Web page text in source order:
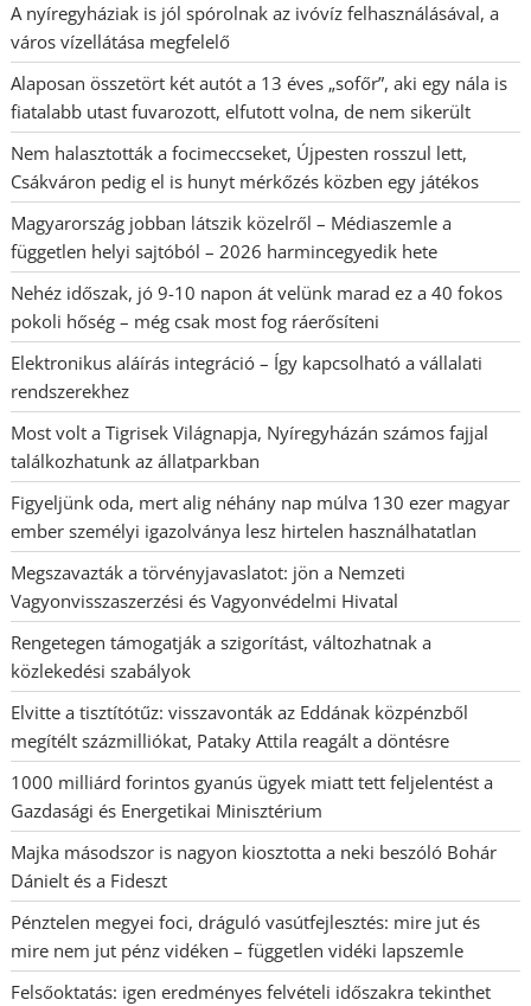
A nyíregyháziak is jól spórolnak az ivóvíz felhasználásával, a
város vízellátása megfelelő
Alaposan összetört két autót a 13 éves „sofőr”, aki egy nála is
fiatalabb utast fuvarozott, elfutott volna, de nem sikerült
Nem halasztották a focimeccseket, Újpesten rosszul lett,
Csákváron pedig el is hunyt mérkőzés közben egy játékos
Magyarország jobban látszik közelről – Médiaszemle a
független helyi sajtóból – 2026 harmincegyedik hete
Nehéz időszak, jó 9-10 napon át velünk marad ez a 40 fokos
pokoli hőség – még csak most fog ráerősíteni
Elektronikus aláírás integráció – Így kapcsolható a vállalati
rendszerekhez
Most volt a Tigrisek Világnapja, Nyíregyházán számos fajjal
találkozhatunk az állatparkban
Figyeljünk oda, mert alig néhány nap múlva 130 ezer magyar
ember személyi igazolványa lesz hirtelen használhatatlan
Megszavazták a törvényjavaslatot: jön a Nemzeti
Vagyonvisszaszerzési és Vagyonvédelmi Hivatal
Rengetegen támogatják a szigorítást, változhatnak a
közlekedési szabályok
Elvitte a tisztítótűz: visszavonták az Eddának közpénzből
megítélt százmilliókat, Pataky Attila reagált a döntésre
1000 milliárd forintos gyanús ügyek miatt tett feljelentést a
Gazdasági és Energetikai Minisztérium
Majka másodszor is nagyon kiosztotta a neki beszóló Bohár
Dánielt és a Fideszt
Pénztelen megyei foci, dráguló vasútfejlesztés: mire jut és
mire nem jut pénz vidéken – független vidéki lapszemle
Felsőoktatás: igen eredményes felvételi időszakra tekinthet